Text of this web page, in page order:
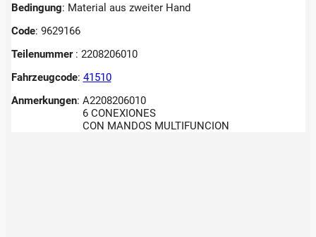
Bedingung: Material aus zweiter Hand
Code: 9629166
Teilenummer : 2208206010
Fahrzeugcode: 41510
Anmerkungen: A2208206010
6 CONEXIONES
CON MANDOS MULTIFUNCION